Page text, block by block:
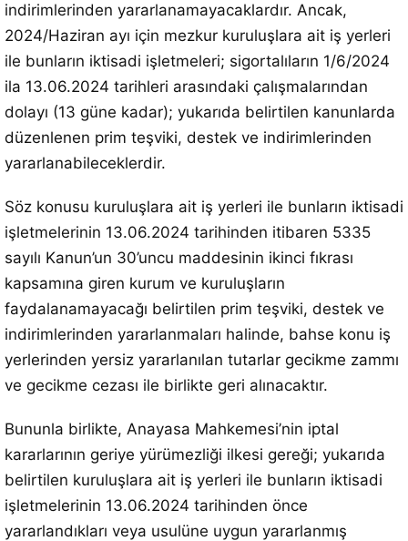
indirimlerinden yararlanamayacaklardır. Ancak,
2024/Haziran ayı için mezkur kuruluşlara ait iş yerleri
ile bunların iktisadi işletmeleri; sigortalıların 1/6/2024
ila 13.06.2024 tarihleri arasındaki çalışmalarından
dolayı (13 güne kadar); yukarıda belirtilen kanunlarda
düzenlenen prim teşviki, destek ve indirimlerinden
yararlanabileceklerdir.
Söz konusu kuruluşlara ait iş yerleri ile bunların iktisadi
işletmelerinin 13.06.2024 tarihinden itibaren 5335
sayılı Kanun’un 30’uncu maddesinin ikinci fıkrası
kapsamına giren kurum ve kuruluşların
faydalanamayacağı belirtilen prim teşviki, destek ve
indirimlerinden yararlanmaları halinde, bahse konu iş
yerlerinden yersiz yararlanılan tutarlar gecikme zammı
ve gecikme cezası ile birlikte geri alınacaktır.
Bununla birlikte, Anayasa Mahkemesi’nin iptal
kararlarının geriye yürümezliği ilkesi gereği; yukarıda
belirtilen kuruluşlara ait iş yerleri ile bunların iktisadi
işletmelerinin 13.06.2024 tarihinden önce
yararlandıkları veya usulüne uygun yararlanmış